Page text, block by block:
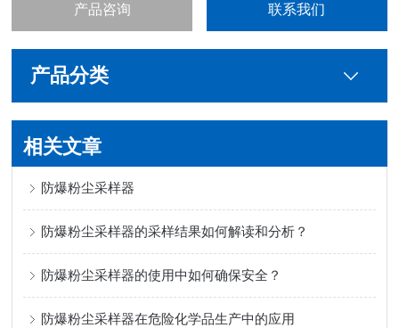
产品咨询 联系我们
产品分类
相关文章
防爆粉尘采样器
防爆粉尘采样器的采样结果如何解读和分析？
防爆粉尘采样器的使用中如何确保安全？
防爆粉尘采样器在危险化学品生产中的应用